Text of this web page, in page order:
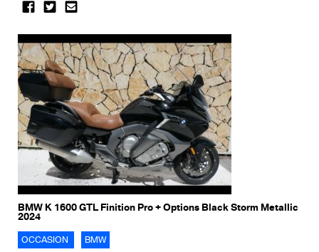
BMW K 1600 GTL Finition Pro + Options Black Storm Metallic
2024
OCCASION BMW